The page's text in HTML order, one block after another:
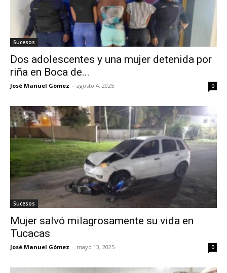
Sucesos
Dos adolescentes y una mujer detenida por
riña en Boca de...
José Manuel Gómez - agosto 4, 2025 0
Sucesos
Mujer salvó milagrosamente su vida en
Tucacas
José Manuel Gómez - mayo 13, 2025 0